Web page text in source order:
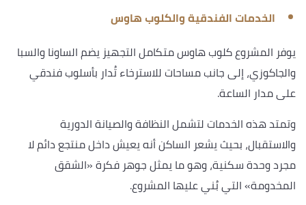
الخدمات الفندقية والكلوب هاوس
يوفر المشروع كلوب هاوس متكامل التجهيز يضم الساونا والسبا
والجاكوزي، إلى جانب مساحات للاسترخاء تُدار بأسلوب فندقي
على مدار الساعة.
وتمتد هذه الخدمات لتشمل النظافة والصيانة الدورية
والاستقبال، بحيث يشعر الساكن أنه يعيش داخل منتجع دائم لا
مجرد وحدة سكنية، وهو ما يمثل جوهر فكرة «الشقق
المخدومة» التي بُني عليها المشروع.